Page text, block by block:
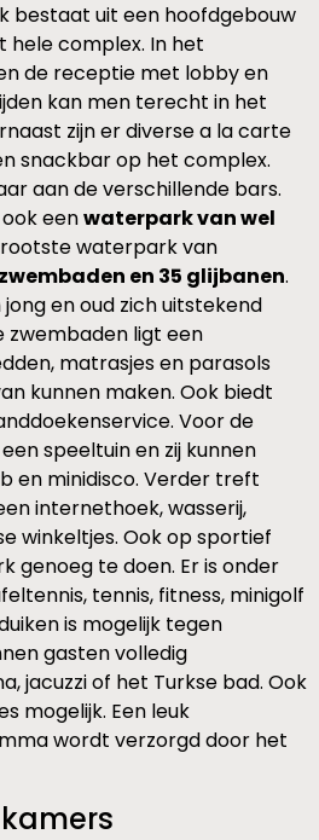
bestaat uit een hoofdgebouw
hele complex. In het
de receptie met lobby en
kan men terecht in het
zijn er diverse a la carte
snackbar op het complex.
aan de verschillende bars.
eenwaterpark van wel
waterpark van
en 35 glijbanen.
en oud zich uitstekend
zwembaden ligt een
matrasjes en parasols
kunnen maken. Ook biedt
Voor de
speeltuin en zij kunnen
en minidisco. Verder treft
internethoek, wasserij,
winkeltjes. Ook op sportief
genoeg te doen. Er is onder
tennis, fitness, minigolf
is mogelijk tegen
gasten volledig
jacuzzi of het Turkse bad. Ook
mogelijk. Een leuk
wordt verzorgd door het